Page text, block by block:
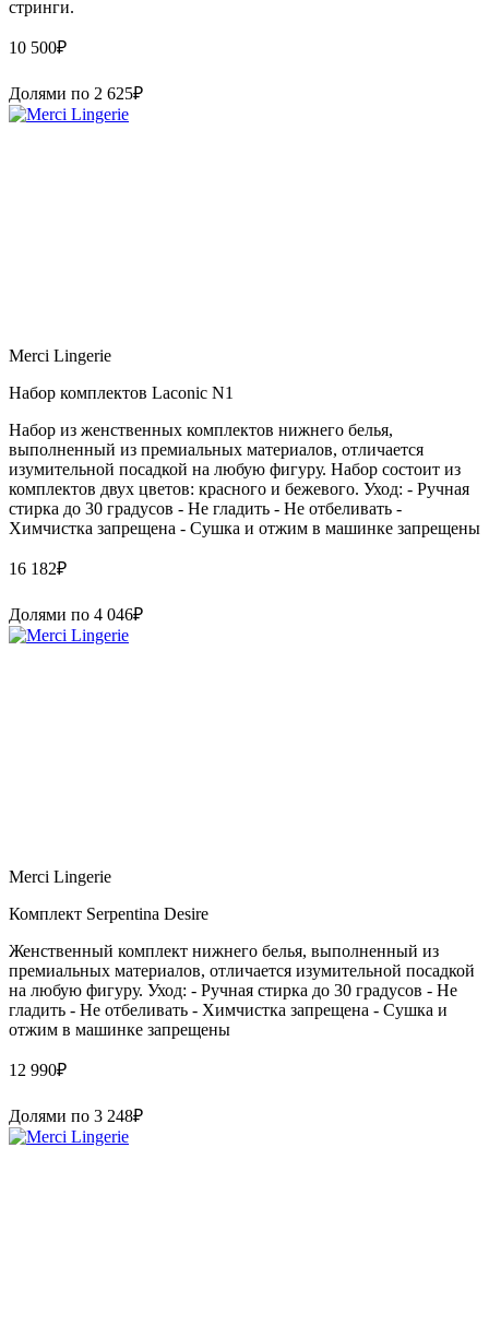
стринги.
10 500₽
Долями по 2 625₽
Merci Lingerie
Набор комплектов Laconic N1
Набор из женственных комплектов нижнего белья,
выполненный из премиальных материалов, отличается
изумительной посадкой на любую фигуру. Набор состоит из
комплектов двух цветов: красного и бежевого. Уход: - Ручная
стирка до 30 градусов - Не гладить - Не отбеливать -
Химчистка запрещена - Сушка и отжим в машинке запрещены
16 182₽
Долями по 4 046₽
Merci Lingerie
Комплект Serpentina Desire
Женственный комплект нижнего белья, выполненный из
премиальных материалов, отличается изумительной посадкой
на любую фигуру. Уход: - Ручная стирка до 30 градусов - Не
гладить - Не отбеливать - Химчистка запрещена - Сушка и
отжим в машинке запрещены
12 990₽
Долями по 3 248₽